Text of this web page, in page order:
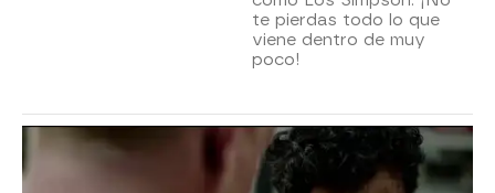
te pierdas todo lo que
viene dentro de muy
poco!